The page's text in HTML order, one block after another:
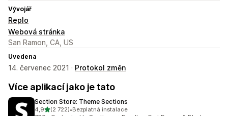
Vývojář
Replo
Webová stránka
San Ramon, CA, US
Uvedena
14. červenec 2021 · Protokol změn
Více aplikací jako je tato
Section Store: Theme Sections
4,9z 5 hvězd
(2 722)
Celkový počet recenzí: 2722
•Bezplatná instalace